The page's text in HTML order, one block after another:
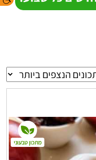
מתכון טבעוני